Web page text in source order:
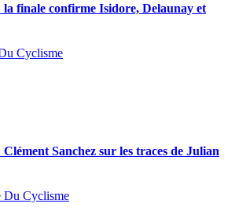
finale confirme Isidore, Delaunay et
Cyclisme
Sanchez sur les traces de Julian
Cyclisme